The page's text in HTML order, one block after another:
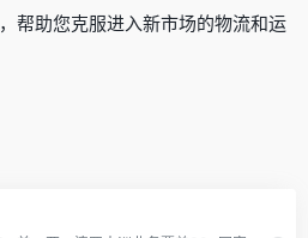
帮助您克服进入新市场的物流和运